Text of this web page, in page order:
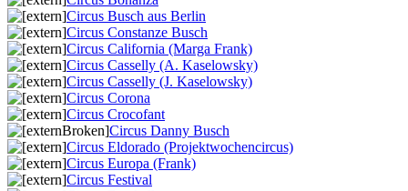
Circus Busch aus Berlin
Circus Constanze Busch
Circus California (Marga Frank)
Circus Casselly (A. Kaselowsky)
Circus Casselly (J. Kaselowsky)
Circus Corona
Circus Crocofant
Circus Danny Busch
Circus Eldorado (Projektwochencircus)
Circus Europa (Frank)
Circus Festival